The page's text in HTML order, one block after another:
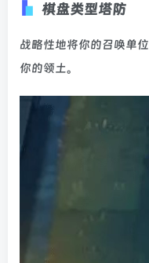
棋盘类型塔防
战略性地将你的召唤单
你的领土。